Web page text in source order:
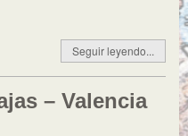
Seguir leyendo...
– Valencia